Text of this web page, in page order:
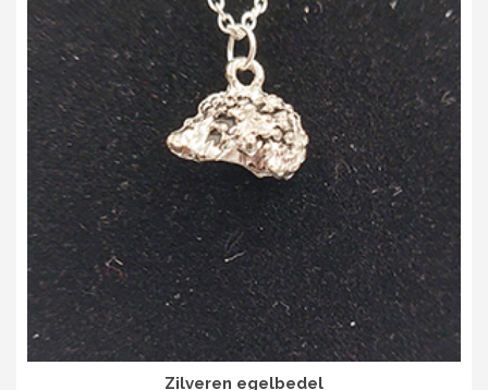
Zilveren egelbedel